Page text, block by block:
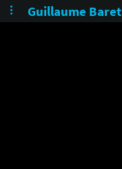
Guillaume Baret